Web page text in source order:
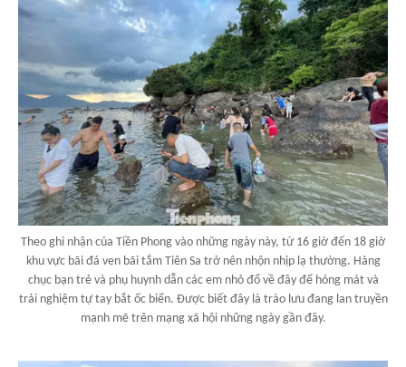
Theo ghi nhận của Tiền Phong vào những ngày này, từ 16 giờ đến 18 giờ
khu vực bãi đá ven bãi tắm Tiên Sa trở nên nhộn nhịp lạ thường. Hàng
chục bạn trẻ và phụ huynh dẫn các em nhỏ đổ về đây để hóng mát và
trải nghiệm tự tay bắt ốc biển. Được biết đây là trào lưu đang lan truyền
mạnh mẽ trên mạng xã hội những ngày gần đây.